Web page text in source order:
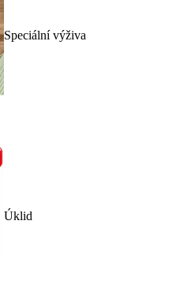
Speciální výživa
Úklid